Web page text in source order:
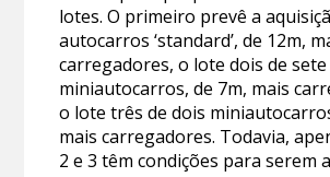
lotes. O primeiro prevê a
autocarros ‘standard’, de 12m,
carregadores, o lote dois de sete
miniautocarros, de 7m, mais
o lote três de dois
mais carregadores. Todavia,
2 e 3 têm condições para serem